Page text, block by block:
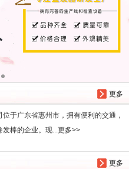
更多
于广东省惠州市，拥有便利的交通，
棒的企业。现...更多>>
更多